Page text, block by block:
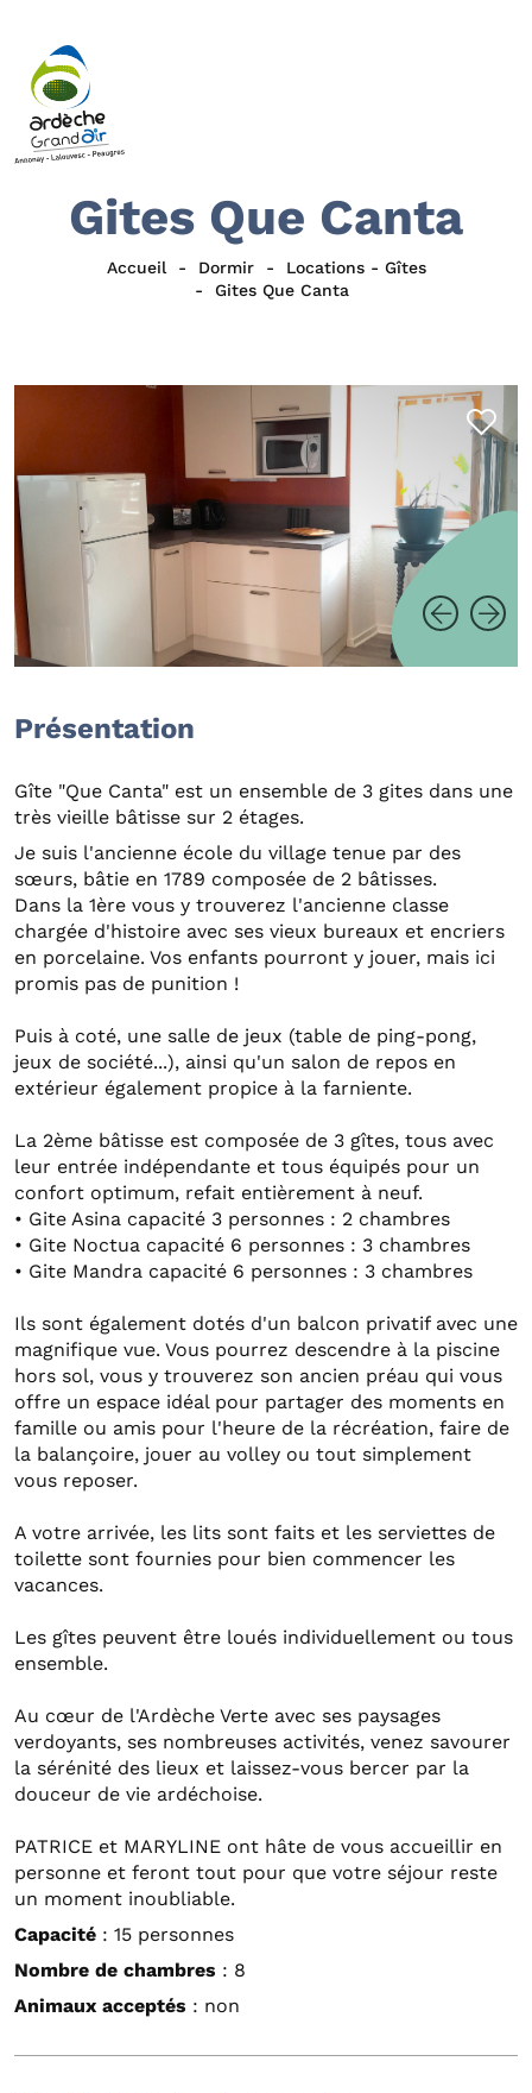
Gites Que Canta
Accueil Dormir
Locations - Gîtes
Gites Que Canta
Présentation
Gîte "Que Canta" est un ensemble de 3 gites dans une
très vieille bâtisse sur 2 étages.
Je suis l'ancienne école du village tenue par des
sœurs, bâtie en 1789 composée de 2 bâtisses.
Dans la 1ère vous y trouverez l'ancienne classe
chargée d'histoire avec ses vieux bureaux et encriers
en porcelaine. Vos enfants pourront y jouer, mais ici
promis pas de punition !
Puis à coté, une salle de jeux (table de ping-pong,
jeux de société...), ainsi qu'un salon de repos en
extérieur également propice à la farniente.
La 2ème bâtisse est composée de 3 gîtes, tous avec
leur entrée indépendante et tous équipés pour un
confort optimum, refait entièrement à neuf.
• Gite Asina capacité 3 personnes : 2 chambres
• Gite Noctua capacité 6 personnes : 3 chambres
• Gite Mandra capacité 6 personnes : 3 chambres
Ils sont également dotés d'un balcon privatif avec une
magnifique vue. Vous pourrez descendre à la piscine
hors sol, vous y trouverez son ancien préau qui vous
offre un espace idéal pour partager des moments en
famille ou amis pour l'heure de la récréation, faire de
la balançoire, jouer au volley ou tout simplement
vous reposer.
A votre arrivée, les lits sont faits et les serviettes de
toilette sont fournies pour bien commencer les
vacances.
Les gîtes peuvent être loués individuellement ou tous
ensemble.
Au cœur de l'Ardèche Verte avec ses paysages
verdoyants, ses nombreuses activités, venez savourer
la sérénité des lieux et laissez-vous bercer par la
douceur de vie ardéchoise.
PATRICE et MARYLINE ont hâte de vous accueillir en
personne et feront tout pour que votre séjour reste
un moment inoubliable.
Capacité : 15 personnes
Nombre de chambres : 8
Animaux acceptés : non